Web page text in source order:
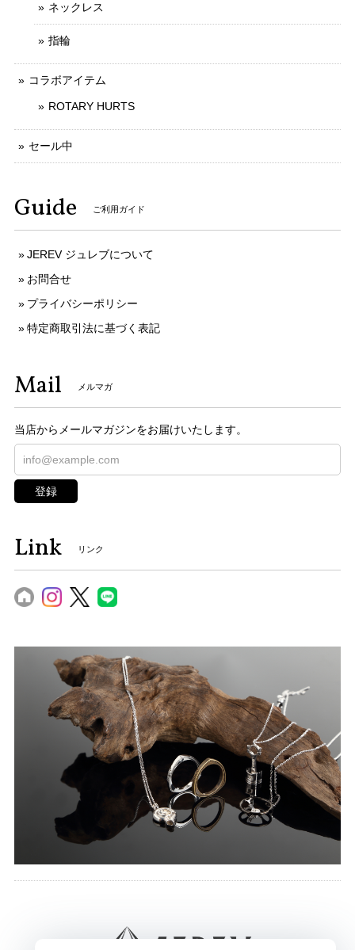
ネックレス
指輪
コラボアイテム
ROTARY HURTS
セール中
Guide ご利用ガイド
JEREV ジュレブについて
お問合せ
プライバシーポリシー
特定商取引法に基づく表記
Mail メルマガ
当店からメールマガジンをお届けいたします。
登録
Link リンク